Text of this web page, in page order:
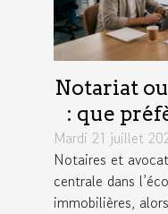
Notariat
: que
Mardi 21 juillet
Notaires et
centrale dans
immobilières,